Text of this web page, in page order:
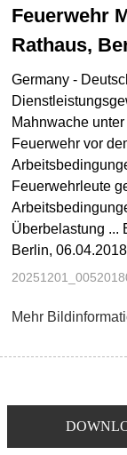
Feuerwehr
Rathaus,
Germany -
Mahnwache
Feuerwehr vor
Feuerwehrleute
Überbelastung ...
Berlin,
Mehr